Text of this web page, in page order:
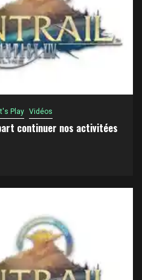
Play Vidéos
continuer nos activitées